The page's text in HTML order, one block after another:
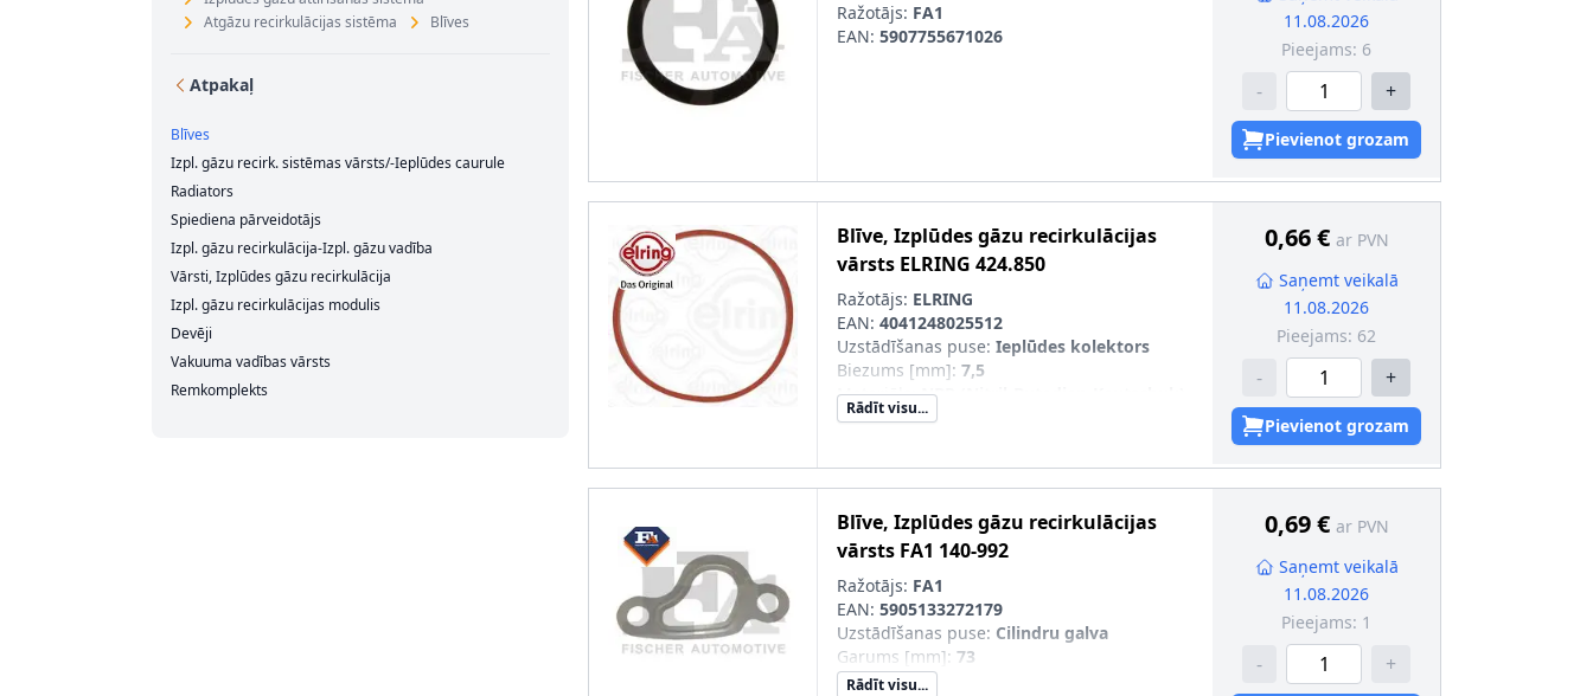
Atgāzu recirkulācijas sistēma
Blīves
Atpakaļ
Blīves
Izpl. gāzu recirk. sistēmas vārsts/-Ieplūdes caurule
Radiators
Spiediena pārveidotājs
Izpl. gāzu recirkulācija-Izpl. gāzu vadība
Vārsti, Izplūdes gāzu recirkulācija
Izpl. gāzu recirkulācijas modulis
Devēji
Vakuuma vadības vārsts
Remkomplekts
Ražotājs: FA1
EAN: 5907755671026
11.08.2026
Pieejams: 6
- +
Pievienot grozam
Blīve, Izplūdes gāzu recirkulācijas
vārsts ELRING 424.850
Ražotājs: ELRING
EAN: 4041248025512
Uzstādīšanas puse: Ieplūdes kolektors
Biezums [mm]: 7,5
Materiāls:NBR (Nitril-Butadien-Kautschuk)
Iekšējais diametrs [mm]
Rādīt visu...
0,66 € ar PVN
Saņemt veikalā
11.08.2026
Pieejams: 62
- +
Pievienot grozam
Blīve, Izplūdes gāzu recirkulācijas
vārsts FA1 140-992
Ražotājs: FA1
EAN: 5905133272179
Uzstādīšanas puse: Cilindru galva
Garums [mm]: 73
Rādīt visu...
0,69 € ar PVN
Saņemt veikalā
11.08.2026
Pieejams: 1
- +